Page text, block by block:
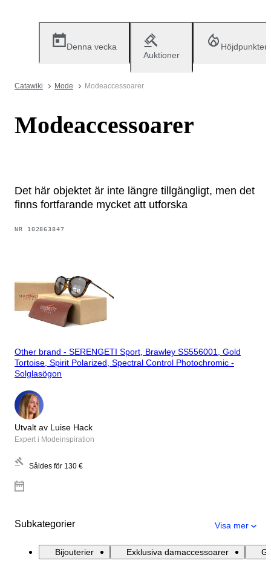
Denna vecka
Auktioner
Höjdpunkter
Catawiki Mode Modeaccessoarer
Modeaccessoarer
Det här objektet är inte längre tillgängligt, men det
finns fortfarande mycket att utforska
NR 102863847
Other brand - SERENGETI Sport, Brawley SS556001, Gold
Tortoise, Spirit Polarized, Spectral Control Photochromic -
Solglasögon
Utvalt av Luise Hack
Expert i Modeinspiration
Såldes för 130 €
Subkategorier Visa mer
Bijouterier Exklusiva damaccessoarer